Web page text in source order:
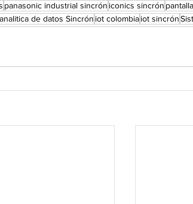
panasonic industrial sincrón iconics sincrón
analitica de datos Sincrón iot colombiaiot sincrón